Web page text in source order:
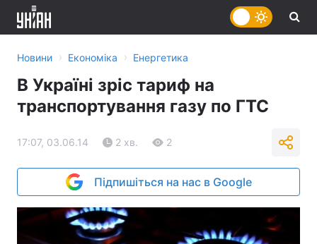
Новини › Економіка › Енергетика
В Україні зріс тариф на
транспортування газу по ГТС
17:07, 03.06.14 2 хв. 2
Підпишіться на нас в Google